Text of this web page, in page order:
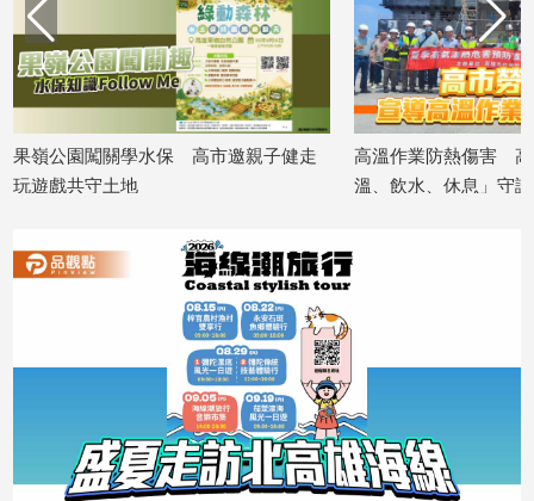
遊/
美
食
星
命
理
健
／
果嶺公園闖關學水保 高市邀親子健走
玩遊戲共守土地
高溫作業防熱傷害 高
溫、飲水、休息」守護